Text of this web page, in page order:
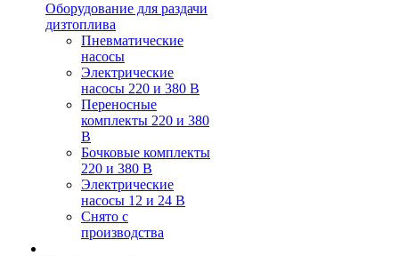
Оборудование для раздачи
дизтоплива
Пневматические
насосы
Электрические
насосы 220 и 380 В
Переносные
комплекты 220 и 380
В
Бочковые комплекты
220 и 380 В
Электрические
насосы 12 и 24 В
Снято с
производства